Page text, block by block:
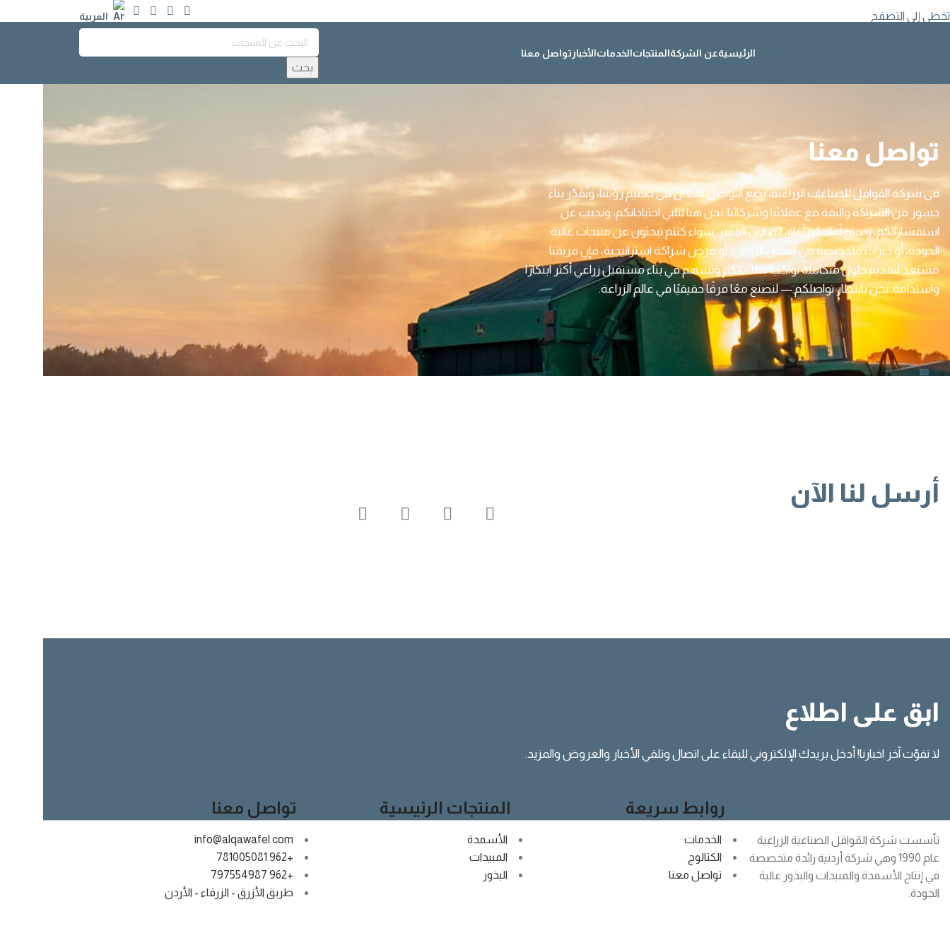
تخطي إلى التصفح
العربية
الرئيسيةعن الشركةالمنتجاتالخدماتالأخبار تواصل معنا
بحث
تواصل معنا
في شركة القوافل للصناعات الزراعية، نضع التواصل الفعّال في صميم رؤيتنا، ونُقدّر بناء
جسور من الشراكة والثقة مع عملائنا وشركائنا. نحن هنا لنلبي احتياجاتكم، ونجيب عن
استفساراتكم، ونفتح أمامكم آفاق التعاون المثمر. سواء كنتم تبحثون عن منتجات عالية
الجودة، أو خبرات متخصصة في المجال الزراعي، أو فرص شراكة استراتيجية، فإن فريقنا
مستعد لتقديم حلول متكاملة تواكب تطلعاتكم وتسهم في بناء مستقبل زراعي أكثر ابتكارًا
واستدامة. نحن بانتظار تواصلكم — لنصنع معًا فرقًا حقيقيًا في عالم الزراعة.
أرسل لنا الآن
ابق على اطلاع
لا تفوّت آخر اخبارنا! أدخل بريدك الإلكتروني للبقاء على اتصال وتلقي الأخبار والعروض والمزيد.
تأسست شركة القوافل الصناعية الزراعية
عام 1990 وهي شركة أردنية رائدة متخصصة
في إنتاج الأسمدة والمبيدات والبذور عالية
الجودة.
روابط سريعة
الخدمات
الكتالوج
تواصل معنا
المنتجات الرئيسية
الأسمدة
المبيدات
البذور
تواصل معنا
info@alqawafel.com
+962 781005081
+962 797554987
طريق الأزرق - الزرقاء - الأردن